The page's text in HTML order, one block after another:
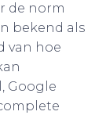
de norm
bekend als
van hoe
Google